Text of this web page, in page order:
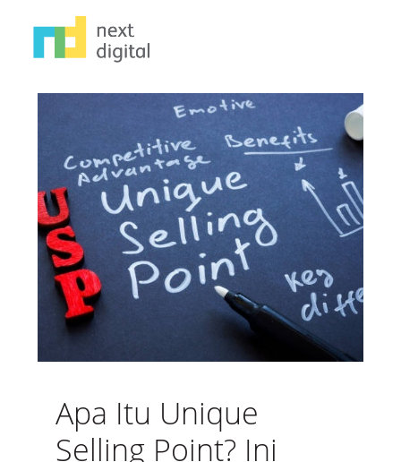
Apa Itu Unique
Selling Point? Ini